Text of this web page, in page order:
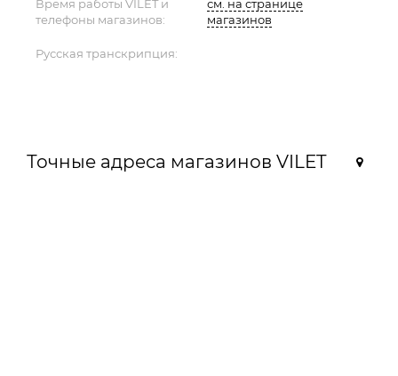
Время работы VILET и
телефоны магазинов:
см. на странице
магазинов
Русская транскрипция:
Точные адреса магазинов VILET